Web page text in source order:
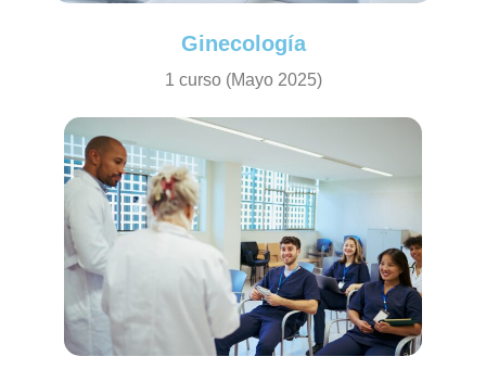
Ginecología
1 curso (Mayo 2025)